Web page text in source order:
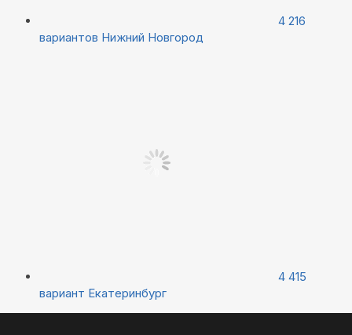
4 216
вариантов Нижний Новгород
4 415
вариант Екатеринбург